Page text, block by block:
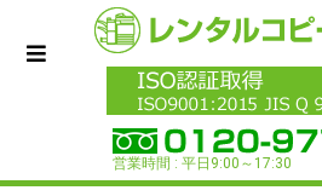
営業時間 : 平日9:00～17:30